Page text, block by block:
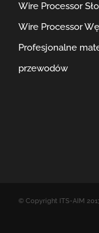
Wire Processor
Wire Processor
Profesjonalne
przewodów
© Copyright ITS-AIM